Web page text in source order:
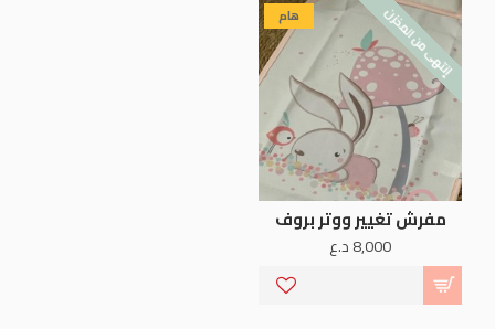
هام إنتهى من المخزن
مفرش تغيير ووتر بروف
8,000 د.ع